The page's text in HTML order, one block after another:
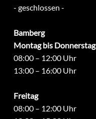
- geschlossen -
Bamberg
Montag bis Donnerstag
08:00 – 12:00 Uhr
13:00 – 16:00 Uhr
Freitag
08:00 – 12:00 Uhr